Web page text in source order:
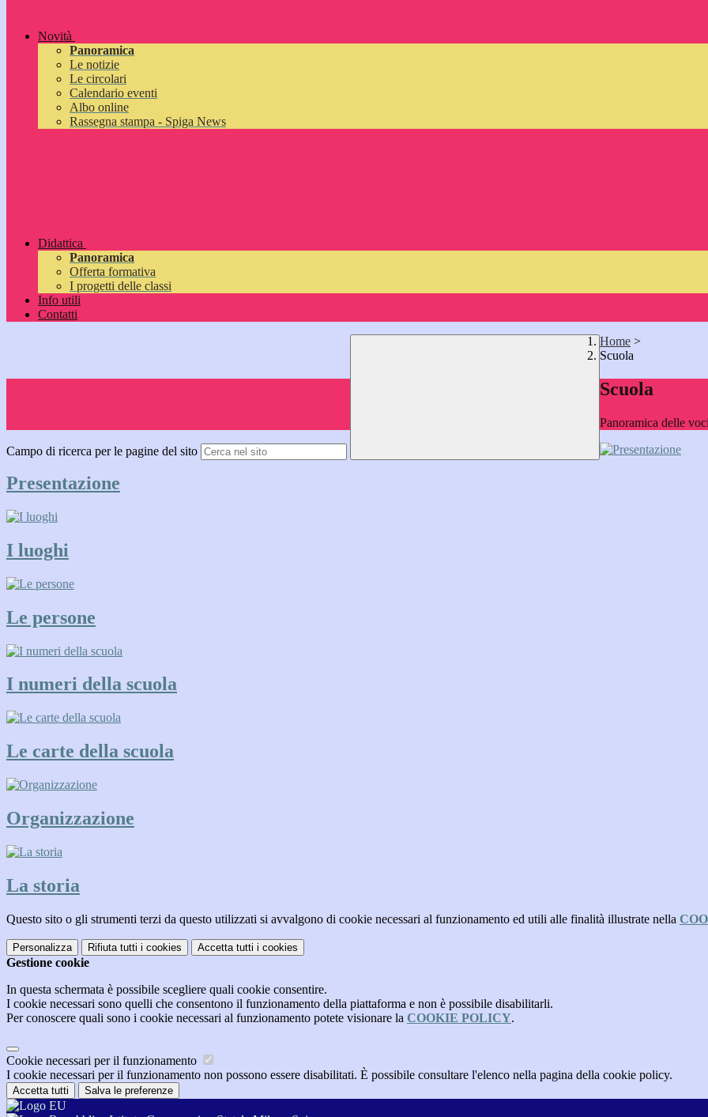
Novità
Panoramica
Le notizie
Le circolari
Calendario eventi
Albo online
Rassegna stampa - Spiga News
Didattica
Panoramica
Offerta formativa
I progetti delle classi
Info utili
Contatti
Campo di ricerca per le pagine del sito
Home >
Scuola
Scuola
Panoramica delle
Presentazione
I luoghi
Le persone
I numeri della scuola
Le carte della scuola
Organizzazione
La storia
Questo sito o gli strumenti terzi da questo utilizzati si avvalgono di cookie necessari al funzionamento ed utili alle finalità illustrate nella
Personalizza Rifiuta tutti i cookies Accetta tutti i cookies
Gestione cookie
In questa schermata è possibile scegliere quali cookie consentire.
I cookie necessari sono quelli che consentono il funzionamento della piattaforma e non è possibile disabilitarli.
Per conoscere quali sono i cookie necessari al funzionamento potete visionare la COOKIE POLICY.
Cookie necessari per il funzionamento
I cookie necessari per il funzionamento non possono essere disabilitati. È possibile consultare l'elenco nella pagina della cookie policy.
Accetta tutti Salva le preferenze